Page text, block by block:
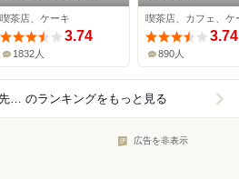
喫茶店、ケーキ
3.74
1832人
喫茶店、カフェ、ケ
3.74
890人
河原町・木屋町・先斗町×ケーキ のランキングをもっと見る
広告を非表示